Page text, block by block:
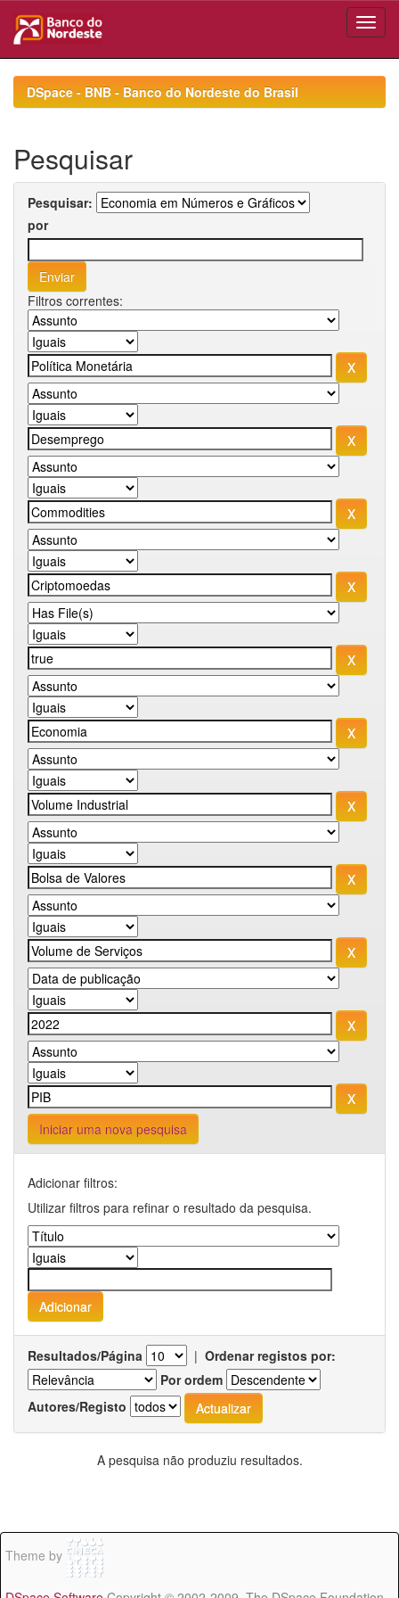
navigationDSpace - BNB - Banco do Nordeste do Brasil
Pesquisar
Pesquisar:
por
Filtros correntes:
Iniciar uma nova pesquisa
Adicionar filtros:
Utilizar filtros para refinar o resultado da pesquisa.
Resultados/Página | Ordenar registos por:
Por ordem
Autores/Registo
A pesquisa não produziu resultados.
Theme by